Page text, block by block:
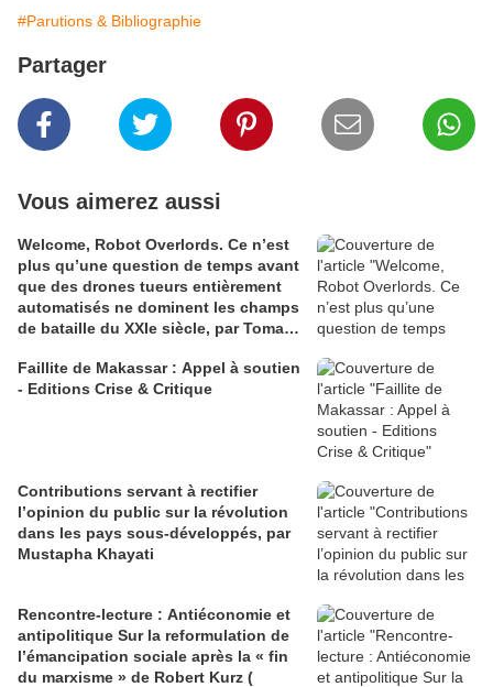
#Parutions & Bibliographie
Partager
Vous aimerez aussi
Welcome, Robot Overlords. Ce n’est
plus qu’une question de temps avant
que des drones tueurs entièrement
automatisés ne dominent les champs
de bataille du XXIe siècle, par Tomasz
Faillite de Makassar : Appel à soutien
- Editions Crise & Critique
Contributions servant à rectifier
l’opinion du public sur la révolution
dans les pays sous-développés, par
Mustapha Khayati
Rencontre-lecture : Antiéconomie et
antipolitique Sur la reformulation de
l’émancipation sociale après la « fin
du marxisme » de Robert Kurz (